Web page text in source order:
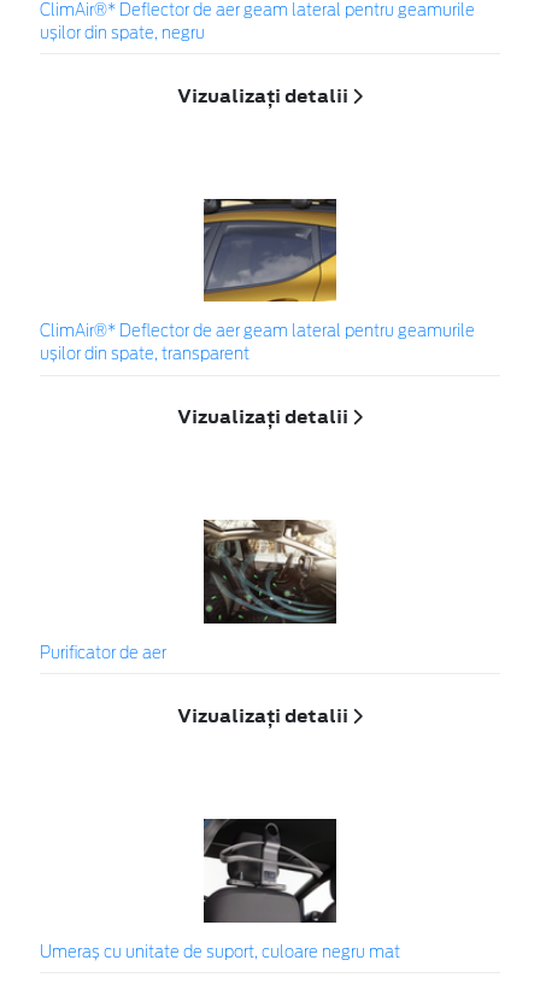
ClimAir®* Deflector de aer geam lateral pentru geamurile
ușilor din spate, negru
Vizualizați detalii
ClimAir®* Deflector de aer geam lateral pentru geamurile
ușilor din spate, transparent
Vizualizați detalii
Purificator de aer
Vizualizați detalii
Umeraș cu unitate de suport, culoare negru mat